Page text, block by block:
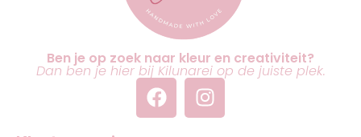
Ben je op zoek naar kleur en creativiteit?
Dan ben je hier bij Kilunarei op de juiste plek.